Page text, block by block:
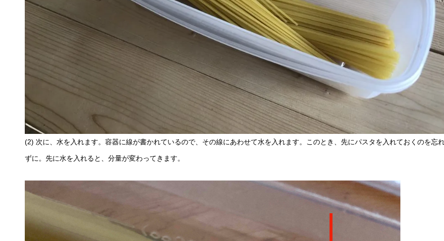
(2) 次に、水を入れます。容器に線が書かれているので、その線にあわせて水を入れます。このとき、先にパスタを入れておくのを忘
ずに。先に水を入れると、分量が変わってきます。